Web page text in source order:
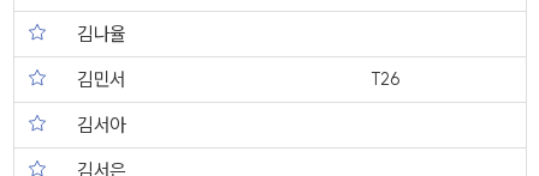
김나율
김민서
T26
김서아
김서은